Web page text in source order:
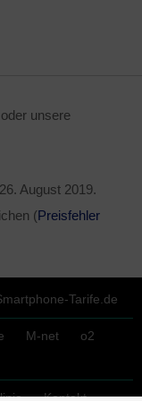
oder unsere
26. August 2019.
(Preisfehler
Tarife.de
M-net
o2
Kontakt